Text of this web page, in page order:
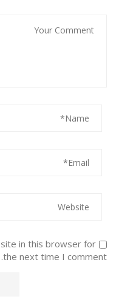
in this browser for
the next time I comment.